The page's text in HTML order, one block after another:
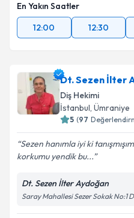
En Yakın Saatler
12:00
12:30
Dt. Sezen İlter
Diş Hekimi
İstanbul, Ümraniye
5 (97
Sezen hanımla iyi ki
korkumu yendik bu...
Dt. Sezen İlter Aydoğan
Saray Mahallesi Sezer Sokak No:1